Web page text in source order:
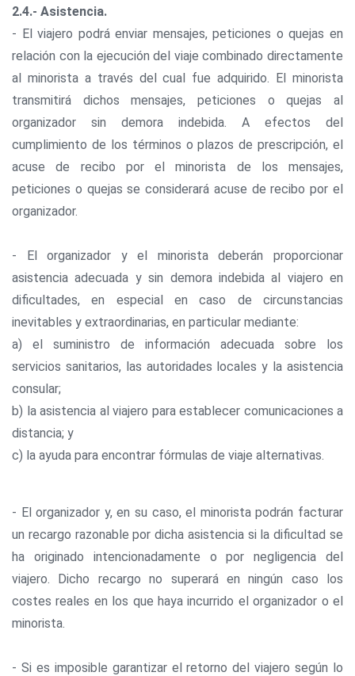
2.4.- Asistencia.
- El viajero podrá enviar mensajes, peticiones o quejas en
relación con la ejecución del viaje combinado directamente
al minorista a través del cual fue adquirido. El minorista
transmitirá dichos mensajes, peticiones o quejas al
organizador sin demora indebida. A efectos del
cumplimiento de los términos o plazos de prescripción, el
acuse de recibo por el minorista de los mensajes,
peticiones o quejas se considerará acuse de recibo por el
organizador.
- El organizador y el minorista deberán proporcionar
asistencia adecuada y sin demora indebida al viajero en
dificultades, en especial en caso de circunstancias
inevitables y extraordinarias, en particular mediante:
a) el suministro de información adecuada sobre los
servicios sanitarios, las autoridades locales y la asistencia
consular;
b) la asistencia al viajero para establecer comunicaciones a
distancia; y
c) la ayuda para encontrar fórmulas de viaje alternativas.
- El organizador y, en su caso, el minorista podrán facturar
un recargo razonable por dicha asistencia si la dificultad se
ha originado intencionadamente o por negligencia del
viajero. Dicho recargo no superará en ningún caso los
costes reales en los que haya incurrido el organizador o el
minorista.
- Si es imposible garantizar el retorno del viajero según lo